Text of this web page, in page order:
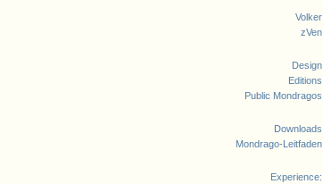
Volker
zVen
Design
Editions
Public Mondragos
Downloads
Mondrago-Leitfaden
Experience: